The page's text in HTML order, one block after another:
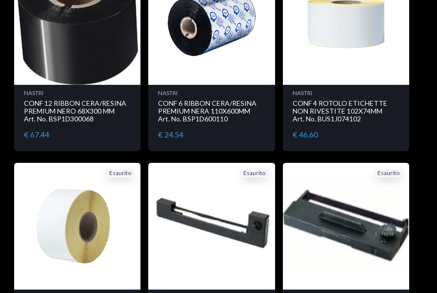
NASTRI
CONF 12 RIBBON CERA/RESINA
PREMIUM NERO 68X300 MM
Art. No. BSP1D300068
€ 67.44
NASTRI
CONF 6 RIBBON CERA/RESINA
PREMIUM NERA 110X600MM
Art. No. BSP1D600110
€ 24.54
NASTRI
CONF 4 ROTOLO ETICHETTE
NON RIVESTITE 102X74MM
Art. No. BUS1J074102
€ 46.60
Esaurito Esaurito Esaurito